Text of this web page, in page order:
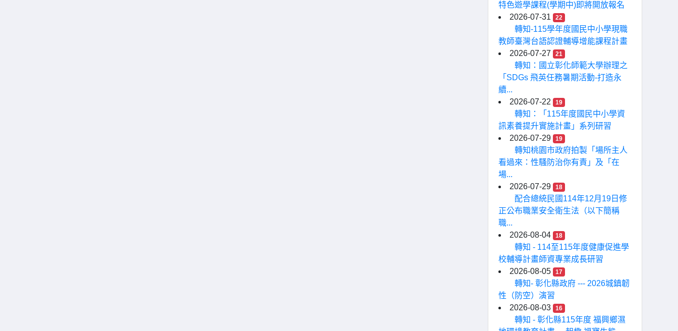
特色遊學課程(學期中)即將開放報名
2026-07-31
22
轉知-115學年度國民中小學現職
教師臺灣台語認證輔導增能課程計畫
2026-07-27
21
轉知：國立彰化師範大學辦理之
「SDGs 飛英任務暑期活動-打造永
續...
2026-07-22
19
轉知：「115年度國民中小學資
訊素養提升實施計畫」系列研習
2026-07-29
19
轉知桃園市政府拍製「場所主人
看過來：性騷防治你有責」及「在
場...
2026-07-29
18
配合總統民國114年12月19日修
正公布職業安全衛生法（以下簡稱
職...
2026-08-04
18
轉知 - 114至115年度健康促進學
校輔導計畫師資專業成長研習
2026-08-05
17
轉知- 彰化縣政府 --- 2026城鎮韌
性（防空）演習
2026-08-03
16
轉知 - 彰化縣115年度 福興鄉濕